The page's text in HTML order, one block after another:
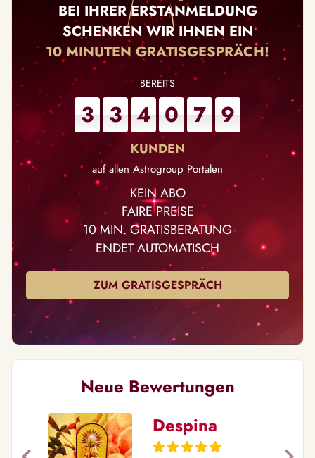
BEI IHRER ERSTANMELDUNG
SCHENKEN WIR IHNEN EIN
10 MINUTEN GRATISGESPRÄCH!
3 3 4 0 7 9
auf allen Astrogroup Portalen
KEIN ABO
FAIRE PREISE
10 MIN. GRATISBERATUNG
ENDET AUTOMATISCH
ZUM GRATISGESPRÄCH
Neue Bewertungen
Despina